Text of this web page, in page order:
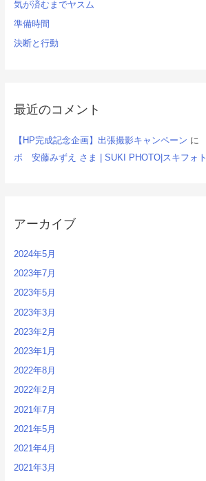
気が済むまでヤスム
準備時間
決断と行動
最近のコメント
【HP完成記念企画】出張撮影キャンペーン に
ボ 安藤みずえ さま | SUKI PHOTO|スキフォト
アーカイブ
2024年5月
2023年7月
2023年5月
2023年3月
2023年2月
2023年1月
2022年8月
2022年2月
2021年7月
2021年5月
2021年4月
2021年3月